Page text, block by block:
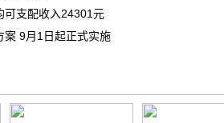
可支配收入24301元
案 9月1日起正式实施